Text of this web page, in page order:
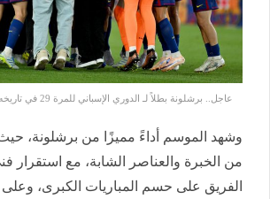
عاجل.. برشلونة بطلاً لـ الدوري الإسباني للمرة 29 في تاريخه على حساب ريال مدريد
وشهد الموسم أداءً مميزًا من برشلونة،
من الخبرة والعناصر الشابة، مع استقرار
الفريق على حسم المباريات الكبرى، وعلى